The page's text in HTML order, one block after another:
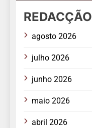
REDACÇÃO
agosto 2026
julho 2026
junho 2026
maio 2026
abril 2026